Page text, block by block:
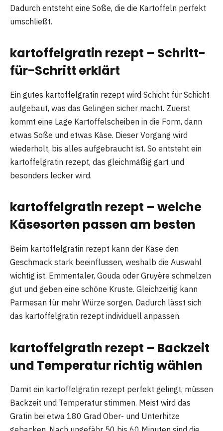
Dadurch entsteht eine Soße, die die Kartoffeln perfekt
umschließt.
kartoffelgratin rezept – Schritt-
für-Schritt erklärt
Ein gutes kartoffelgratin rezept wird Schicht für Schicht
aufgebaut, was das Gelingen sicher macht. Zuerst
kommt eine Lage Kartoffelscheiben in die Form, dann
etwas Soße und etwas Käse. Dieser Vorgang wird
wiederholt, bis alles aufgebraucht ist. So entsteht ein
kartoffelgratin rezept, das gleichmäßig gart und
besonders lecker wird.
kartoffelgratin rezept – welche
Käsesorten passen am besten
Beim kartoffelgratin rezept kann der Käse den
Geschmack stark beeinflussen, weshalb die Auswahl
wichtig ist. Emmentaler, Gouda oder Gruyère schmelzen
gut und geben eine schöne Kruste. Gleichzeitig kann
Parmesan für mehr Würze sorgen. Dadurch lässt sich
das kartoffelgratin rezept individuell anpassen.
kartoffelgratin rezept – Backzeit
und Temperatur richtig wählen
Damit ein kartoffelgratin rezept perfekt gelingt, müssen
Backzeit und Temperatur stimmen. Meist wird das
Gratin bei etwa 180 Grad Ober- und Unterhitze